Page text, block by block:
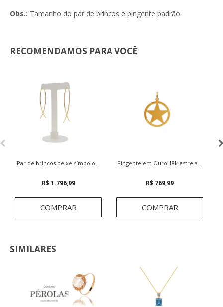
Obs.: Tamanho do par de brincos e pingente padrão.
RECOMENDAMOS PARA VOCÊ
Par de brincos peixe símbolo...
R$ 1.796,99
COMPRAR
Pingente em Ouro 18k estrela...
R$ 769,99
COMPRAR
SIMILARES